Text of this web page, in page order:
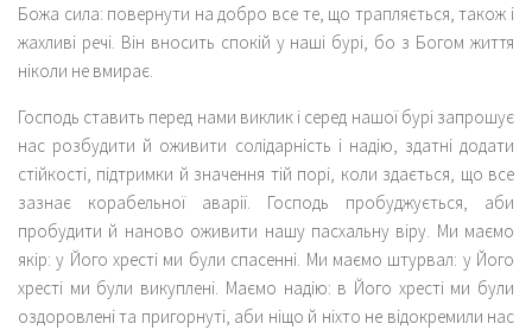
Божа сила: повернути на добро все те, що трапляється, також і
жахливі речі. Він вносить спокій у наші бурі, бо з Богом життя
ніколи не вмирає.
Господь ставить перед нами виклик і серед нашої бурі запрошує
нас розбудити й оживити солідарність і надію, здатні додати
стійкості, підтримки й значення тій порі, коли здається, що все
зазнає корабельної аварії. Господь пробуджується, аби
пробудити й наново оживити нашу пасхальну віру. Ми маємо
якір: у Його хресті ми були спасенні. Ми маємо штурвал: у Його
хресті ми були викуплені. Маємо надію: в Його хресті ми були
оздоровлені та пригорнуті, аби ніщо й ніхто не відокремили нас